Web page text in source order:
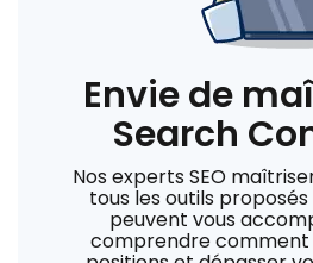
Envie de
Search
Nos experts SEO
tous les outils
peuvent vous
comprendre comment